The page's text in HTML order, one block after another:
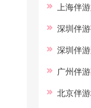
上海伴
深圳伴
深圳伴
广州伴
北京伴